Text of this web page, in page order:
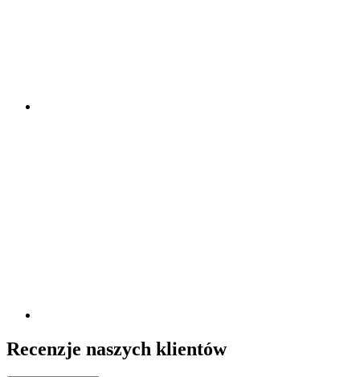
Recenzje naszych klientów